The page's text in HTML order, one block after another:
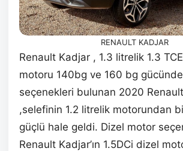
RENAULT KADJAR
Renault Kadjar , 1.3 litrelik 1.3
motoru 140bg ve 160 bg
seçenekleri bulunan 2020
,selefinin 1.2 litrelik motorundan
güçlü hale geldi. Dizel motor
Renault Kadjar’ın 1.5DCi dizel